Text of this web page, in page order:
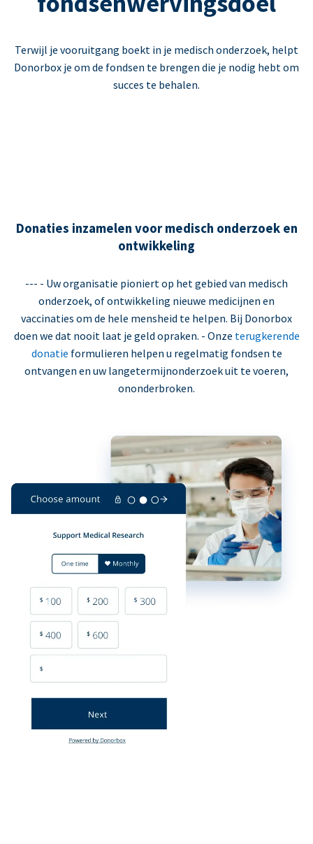
Terwijl je vooruitgang boekt in je medisch onderzoek, helpt
Donorbox je om de fondsen te brengen die je nodig hebt om
succes te behalen.
Donaties inzamelen voor medisch onderzoek en
ontwikkeling
--- - Uw organisatie pioniert op het gebied van medisch
onderzoek, of ontwikkeling nieuwe medicijnen en
vaccinaties om de hele mensheid te helpen. Bij Donorbox
doen we dat nooit laat je geld opraken. - Onze terugkerende
donatie formulieren helpen u regelmatig fondsen te
ontvangen en uw langetermijnonderzoek uit te voeren,
ononderbroken.